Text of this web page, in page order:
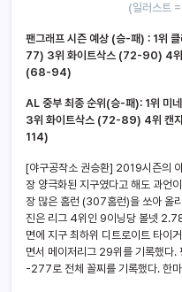
(일러스트
팬그래프 시즌 예상 (승-패) : 1위
77) 3위 화이트삭스 (72-90) 4
(68-94)
AL 중부 최종 순위(승-패): 1위
3위 화이트삭스 (72-89) 4위 캔
114)
[야구공작소 권승환] 2019시즌의
장 양극화된 지구였다고 해도 과언
장 많은 홈런 (307홈런)을 쏘아 올
진은 리그 4위인 9이닝당 볼넷
면에 지구 최하위 디트로이트 타이
면서 메이저리그 29위를 기록했다
-277로 전체 꼴찌를 기록했다. 한